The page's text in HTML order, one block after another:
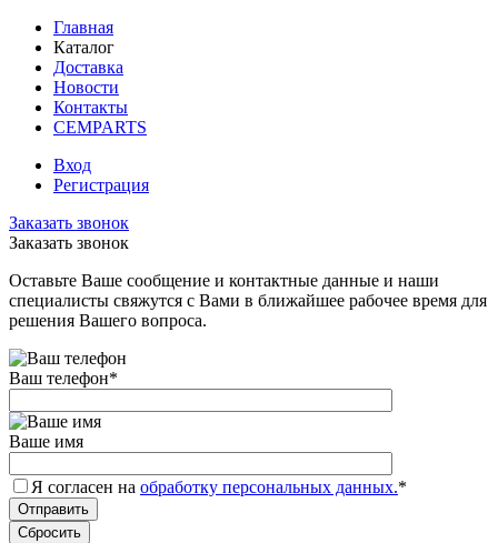
Главная
Каталог
Доставка
Новости
Контакты
CEMPARTS
Вход
Регистрация
Заказать звонок
Заказать звонок
Оставьте Ваше сообщение и контактные данные и наши
специалисты свяжутся с Вами в ближайшее рабочее время для
решения Вашего вопроса.
Ваш телефон*
Ваше имя
Я согласен на обработку персональных данных.*